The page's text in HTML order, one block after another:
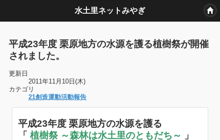
水土里ネットみやぎ
平成23年度 栗原地方の水源を護る植樹祭が開催
されました。
更新日
2011年11月10日(木)
カテゴリ
21創造運動活動報告
平成23年度 栗原地方の水源を護る
「植樹祭 ～森林は水土里のともだち～
」